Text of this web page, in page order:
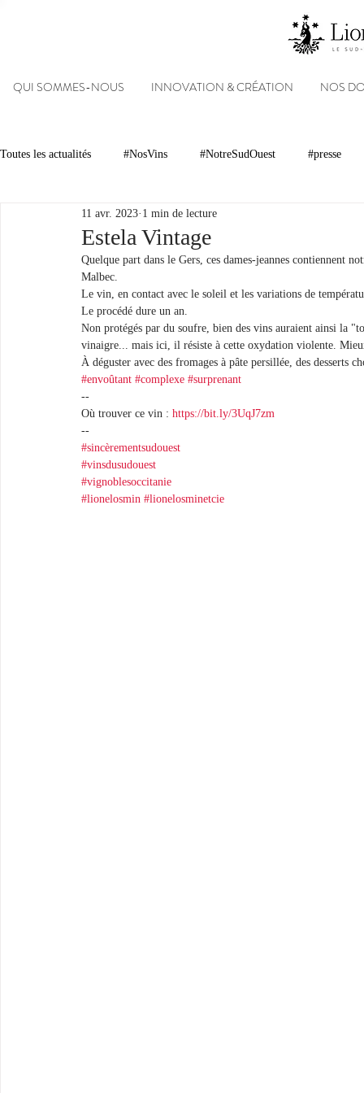
QUI SOMMES-NOUS INNOVATION & CRÉATION NOS
Toutes les actualités #NosVins #NotreSudOuest #presse
Chambre d’Amour Vins Armagnacs
Dégustations
#NosDomaines
Estela Vintage
11 avr. 2023 1 min de lecture
Quelque part dans le Gers, ces dames-jeannes contiennent
Malbec.
Le vin, en contact avec le soleil et les variations de
Le procédé dure un an.
Non protégés par du soufre, bien des vins auraient ainsi la
vinaigre... mais ici, il résiste à cette oxydation violente.
À déguster avec des fromages à pâte persillée, des desserts
#envoûtant #complexe #surprenant
--
Où trouver ce vin : https://bit.ly/3UqJ7zm
--
#sincèrementsudouest
#vinsdusudouest
#vignoblesoccitanie
#lionelosmin #lionelosminetcie